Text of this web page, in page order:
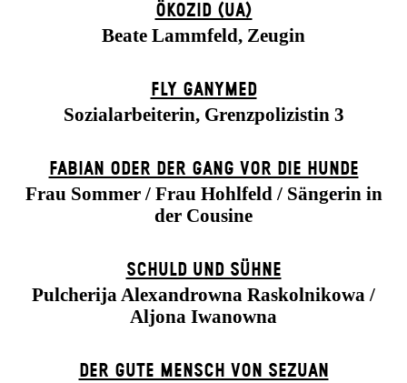
ÖKOZID (UA)
Beate Lammfeld, Zeugin
FLY GANYMED
Sozialarbeiterin, Grenzpolizistin 3
FABIAN ODER DER GANG VOR DIE HUNDE
Frau Sommer / Frau Hohlfeld / Sängerin in
der Cousine
SCHULD UND SÜHNE
Pulcherija Alexandrowna Raskolnikowa /
Aljona Iwanowna
DER GUTE MENSCH VON SEZUAN